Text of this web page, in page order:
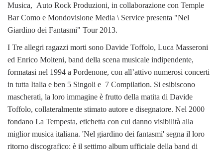
Musica, Auto Rock Produzioni, in collaborazione con Temple
Bar Como e Mondovisione Media \ Service presenta "Nel
Giardino dei Fantasmi" Tour 2013.
I Tre allegri ragazzi morti sono Davide Toffolo, Luca Masseroni
ed Enrico Molteni, band della scena musicale indipendente,
formatasi nel 1994 a Pordenone, con all’attivo numerosi concerti
in tutta Italia e ben 5 Singoli e 7 Compilation. Si esibiscono
mascherati, la loro immagine è frutto della matita di Davide
Toffolo, collateralmente stimato autore e disegnatore. Nel 2000
fondano La Tempesta, etichetta con cui danno visibilità alla
miglior musica italiana. 'Nel giardino dei fantasmi' segna il loro
ritorno discografico: è il settimo album ufficiale della band di